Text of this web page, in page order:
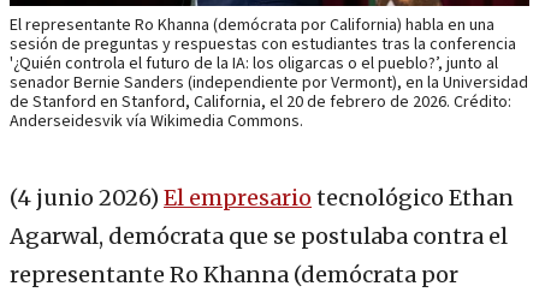
El representante Ro Khanna (demócrata por California) habla en una
sesión de preguntas y respuestas con estudiantes tras la conferencia
'¿Quién controla el futuro de la IA: los oligarcas o el pueblo?’, junto al
senador Bernie Sanders (independiente por Vermont), en la Universidad
de Stanford en Stanford, California, el 20 de febrero de 2026. Crédito:
Anderseidesvik vía Wikimedia Commons.
(4 junio 2026) El empresario tecnológico Ethan
Agarwal, demócrata que se postulaba contra el
representante Ro Khanna (demócrata por